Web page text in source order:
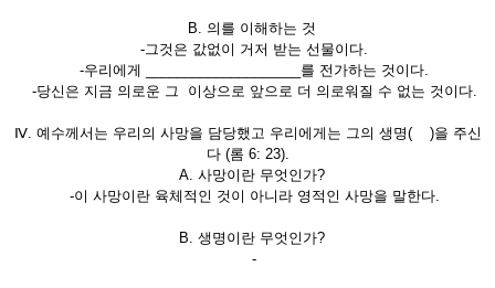
B. 의를 이해하는 것
-그것은 값없이 거저 받는 선물이다.
-우리에게 ____________________를 전가하는 것이다.
-당신은 지금 의로운 그 이상으로 앞으로 더 의로워질 수 없는 것이다.
Ⅳ. 예수께서는 우리의 사망을 담당했고 우리에게는 그의 생명( )을 주신
다 (롬 6: 23).
A. 사망이란 무엇인가?
-이 사망이란 육체적인 것이 아니라 영적인 사망을 말한다.
B. 생명이란 무엇인가?
-